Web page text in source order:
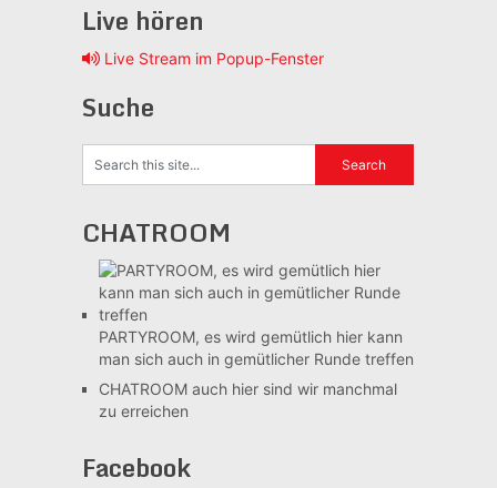
Live hören
Live Stream im Popup-Fenster
Suche
CHATROOM
PARTYROOM, es wird gemütlichhier kann
man sich auch in gemütlicher Runde treffen
CHATROOMauch hier sind wir manchmal
zu erreichen
Facebook